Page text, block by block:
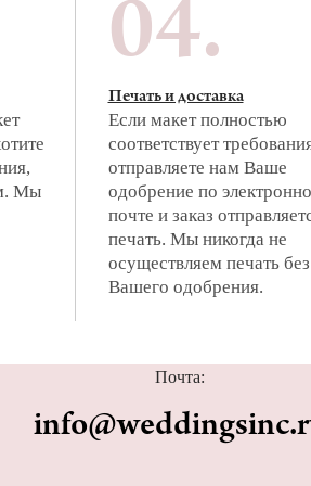
Мы
04.
Печать и доставка
Если макет полностью
соответствует
отправляете нам Ваше
одобрение по
почте и заказ
печать. Мы никогда не
осуществляем печать без
Вашего одобрения.
Почта: